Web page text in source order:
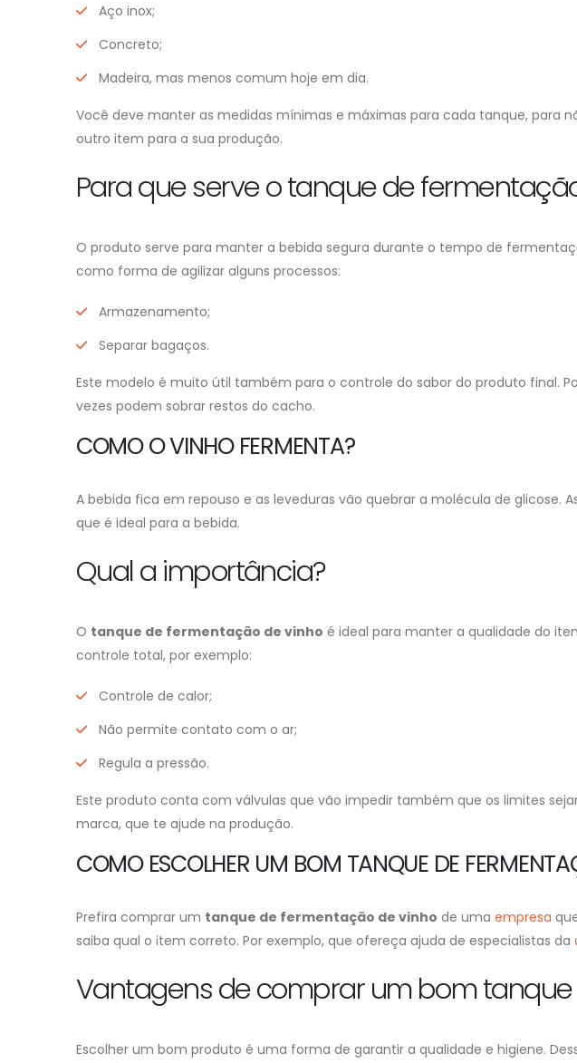
Aço inox;
Concreto;
Madeira, mas menos comum hoje em dia.
Você deve manter as medidas mínimas e máximas para cada tanque, para
outro item para a sua produção.
Para que serve o tanque de
O produto serve para manter a bebida segura durante o tempo de
como forma de agilizar alguns processos:
Armazenamento;
Separar bagaços.
Este modelo é muito útil também para o controle do sabor do produto final.
vezes podem sobrar restos do cacho.
COMO O VINHO FERMENTA?
A bebida fica em repouso e as leveduras vão quebrar a molécula de
que é ideal para a bebida.
Qual a importância?
O tanque de fermentação de vinho é ideal para manter a qualidade do
controle total, por exemplo:
Controle de calor;
Não permite contato com o ar;
Regula a pressão.
Este produto conta com válvulas que vão impedir também que os limites
marca, que te ajude na produção.
COMO ESCOLHER UM BOM TANQUE DE
Prefira comprar um tanque de fermentação de vinho de uma empresa
saiba qual o item correto. Por exemplo, que ofereça ajuda de especialistas da
Vantagens de comprar um bom tanque
Escolher um bom produto é uma forma de garantir a qualidade e higiene.